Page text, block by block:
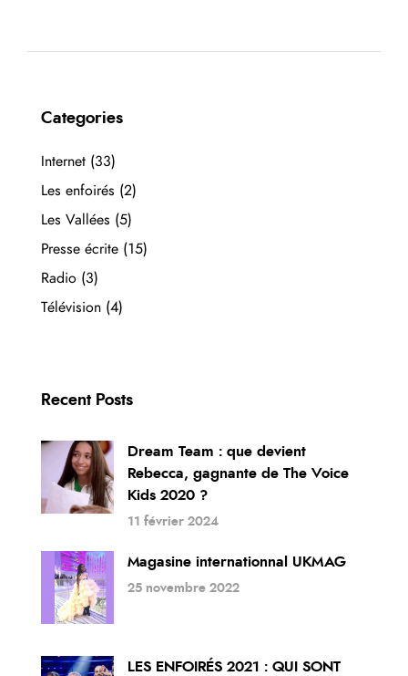
Categories
Internet (33)
Les enfoirés (2)
Les Vallées (5)
Presse écrite (15)
Radio (3)
Télévision (4)
Recent Posts
Dream Team : que devient
Rebecca, gagnante de The Voice
Kids 2020 ?
11 février 2024
Magasine internationnal UKMAG
25 novembre 2022
LES ENFOIRÉS 2021 : QUI SONT